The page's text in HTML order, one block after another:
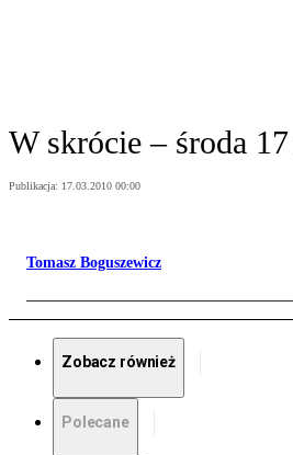
W skrócie – środa
Publikacja: 17.03.2010 00:00
Tomasz Boguszewicz
Zobacz również
Polecane